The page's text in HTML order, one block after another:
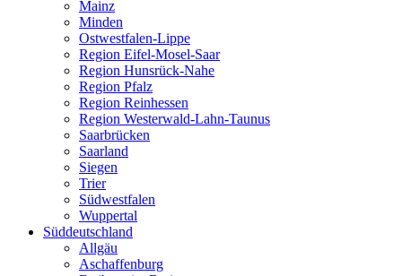
Mainz
Minden
Ostwestfalen-Lippe
Region Eifel-Mosel-Saar
Region Hunsrück-Nahe
Region Pfalz
Region Reinhessen
Region Westerwald-Lahn-Taunus
Saarbrücken
Saarland
Siegen
Trier
Südwestfalen
Wuppertal
Süddeutschland
Allgäu
Aschaffenburg